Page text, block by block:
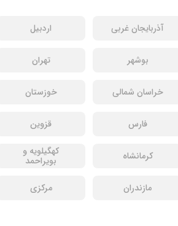
آذربایجان غربی اردبیل
بوشهر تهران
خراسان شمالی خوزستان
فارس قزوین
کرمانشاه کهگیلویه و
بویراحمد
مازندران مرکزی